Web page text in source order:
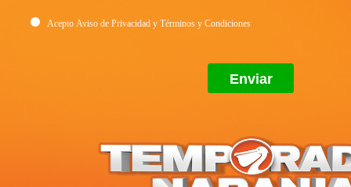
Acepto Aviso de Privacidad y Términos y Condiciones